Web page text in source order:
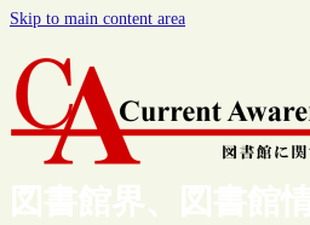
Skip to main content area
図書館界、図書館